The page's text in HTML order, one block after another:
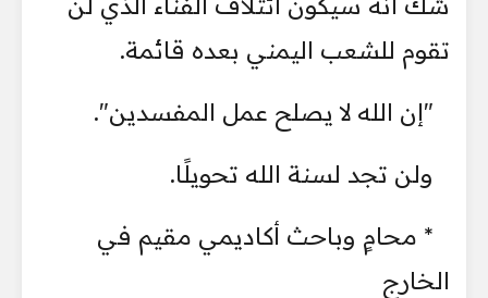
تقوم للشعب اليمني بعده قائمة.
"إن الله لا يصلح عمل المفسدين".
ولن تجد لسنة الله تحويلًا.
* محامٍ وباحث أكاديمي مقيم في
الخارج